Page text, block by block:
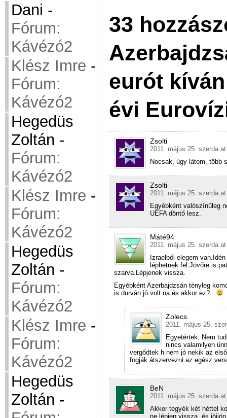
Dani -
Fórum:
Kávézó2
Klész Imre -
Fórum:
Kávézó2
Hegedüs
Zoltán -
Fórum:
Kávézó2
Klész Imre -
Fórum:
Kávézó2
Hegedüs
Zoltán -
Fórum:
Kávézó2
Klész Imre -
Fórum:
Kávézó2
Hegedüs
Zoltán -
33
eurót
évi
Zsolti
2011. május 25. szerda
Nocsak, úgy látom, több
Zsolti
2011. május 25. szerda
Egyébként valószínűleg
UEFA döntő lesz.
Máté94
2011. május 25. szerda
Izraelből elegem
léphetnek fel.Jövőre is
szarva.Lépjenek vissza.
Egyébként Azerbajdzsán tényleg
is durván jó volt.na és akkor ez?..
Zolecs
2011. május 25.
Egyetértek. Nem
nincs valamilyen
vergődtek h nem jó nekik az
fogják átszervezni az egész
BeN
2011. május 25. szerda
Akkor tegyék két héttel
ne lépjen vissza, és